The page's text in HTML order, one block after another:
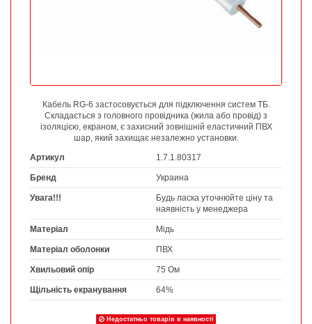
Кабель RG-6 застосовується для підключення систем ТБ.
Складається з головного провідника (жила або провід) з
ізоляцією, екраном, є захисний зовнішній еластичний ПВХ
шар, який захищає незалежно установки.
Артикул
1.7.1.80317
Бренд Украина
Увага!!!
Будь ласка уточнюйте ціну та
наявність у менеджера
Матеріал Мідь
Матеріал оболонки ПВХ
Хвильовий опір 75 Ом
Щільність екранування 64%
Недостатньо товарів в наявності